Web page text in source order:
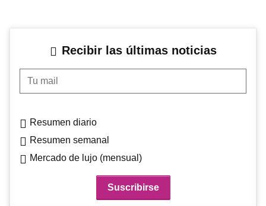
Recibir las últimas noticias
Tu mail
Resumen diario
Resumen semanal
Mercado de lujo (mensual)